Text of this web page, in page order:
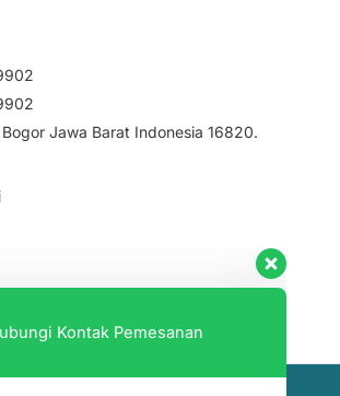
Jawa Barat Indonesia 16820.
Available
081282099604
Available